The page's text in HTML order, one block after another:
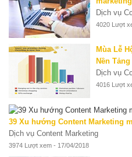
Dịch vụ
4020 Lượt
Mùa Lễ
Nền
Dịch vụ
4016 Lượt
39 Xu hướng Content Marketing
Dịch vụ Content Marketing
3974 Lượt xem - 17/04/2018